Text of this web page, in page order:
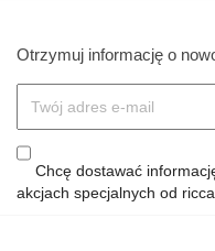
Otrzymuj informację o
Chcę dostawać
akcjach specjalnych od